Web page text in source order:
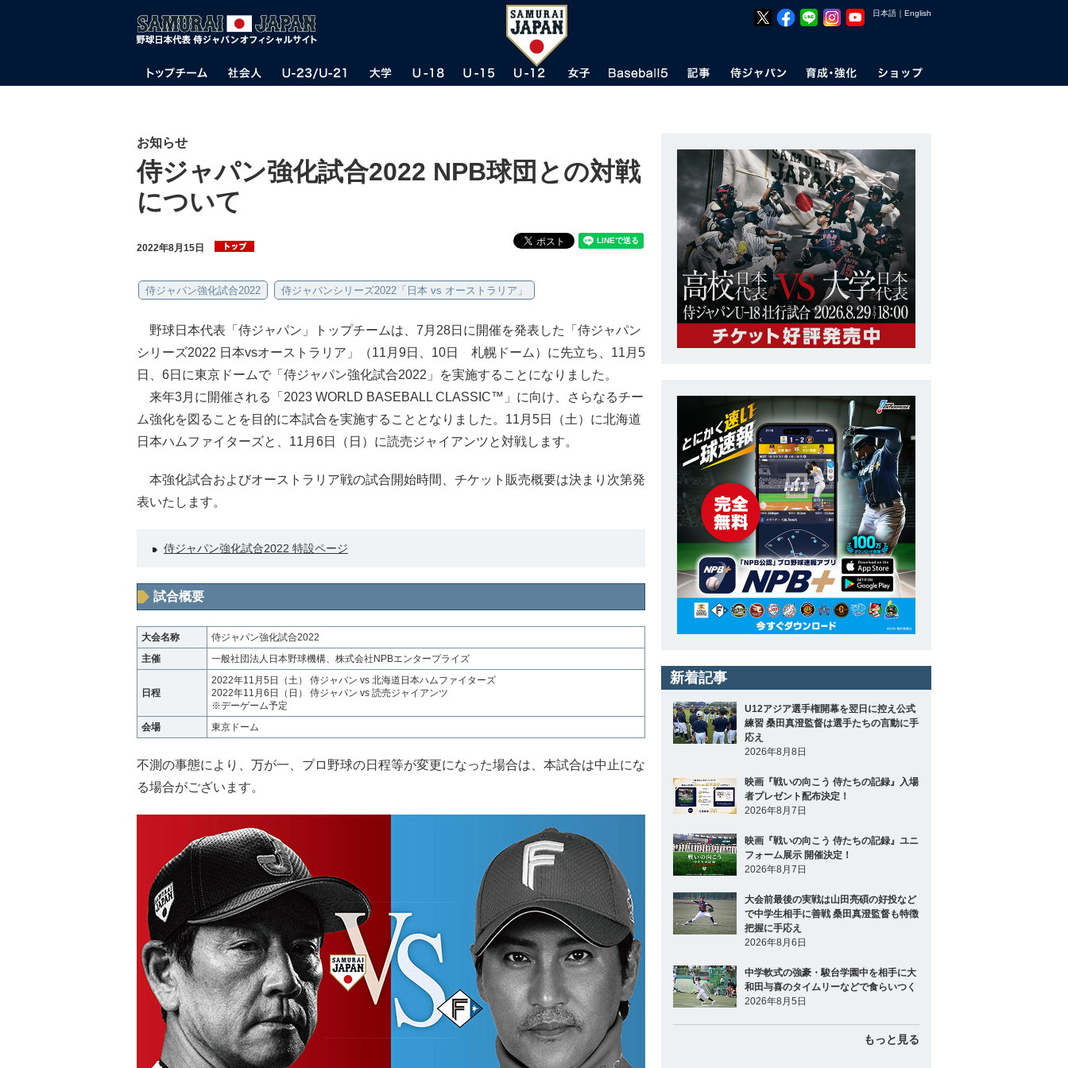
日本語 ｜ English
お知らせ
侍ジャパン強化試合2022 NPB球団との対戦
について
2022年8月15日
侍ジャパン強化試合2022 侍ジャパンシリーズ2022「日本 vs オーストラリア」
野球日本代表「侍ジャパン」トップチームは、7月28日に開催を発表した「侍ジャパン
シリーズ2022 日本vsオーストラリア」（11月9日、10日 札幌ドーム）に先立ち、11月5
日、6日に東京ドームで「侍ジャパン強化試合2022」を実施することになりました。
来年3月に開催される「2023 WORLD BASEBALL CLASSIC™」に向け、さらなるチー
ム強化を図ることを目的に本試合を実施することとなりました。11月5日（土）に北海道
日本ハムファイターズと、11月6日（日）に読売ジャイアンツと対戦します。
本強化試合およびオーストラリア戦の試合開始時間、チケット販売概要は決まり次第発
表いたします。
侍ジャパン強化試合2022 特設ページ
試合概要
大会名称
侍ジャパン強化試合2022
主催
一般社団法人日本野球機構、株式会社NPBエンタープライズ
日程
2022年11月5日（土） 侍ジャパン vs 北海道日本ハムファイターズ
2022年11月6日（日） 侍ジャパン vs 読売ジャイアンツ
※デーゲーム予定
会場
東京ドーム
不測の事態により、万が一、プロ野球の日程等が変更になった場合は、本試合は中止にな
る場合がございます。
新着記事
U12アジア選手権開幕を翌日に控え公式
練習 桑田真澄監督は選手たちの言動に手
応え
2026年8月8日
映画『戦いの向こう 侍たちの記録』入場
者プレゼント配布決定！
2026年8月7日
映画『戦いの向こう 侍たちの記録』ユニ
フォーム展示 開催決定！
2026年8月7日
大会前最後の実戦は山田亮碩の好投など
で中学生相手に善戦 桑田真澄監督も特徴
把握に手応え
2026年8月6日
中学軟式の強豪・駿台学園中を相手に大
和田与喜のタイムリーなどで食らいつく
2026年8月5日
もっと見る